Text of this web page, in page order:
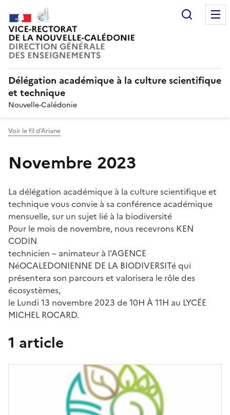
Délégation académique à la culture scientifique
et technique
Nouvelle-Calédonie
Voir le fil d’Ariane
Novembre 2023
La délégation académique à la culture scientifique et
technique vous convie à sa conférence académique
mensuelle, sur un sujet lié à la biodiversité
Pour le mois de novembre, nous recevrons KEN
CODIN
technicien – animateur à l’AGENCE
NéOCALEDONIENNE DE LA BIODIVERSITé qui
présentera son parcours et valorisera le rôle des
écosystèmes,
le Lundi 13 novembre 2023 de 10H À 11H au LYCÉE
MICHEL ROCARD.
1 article